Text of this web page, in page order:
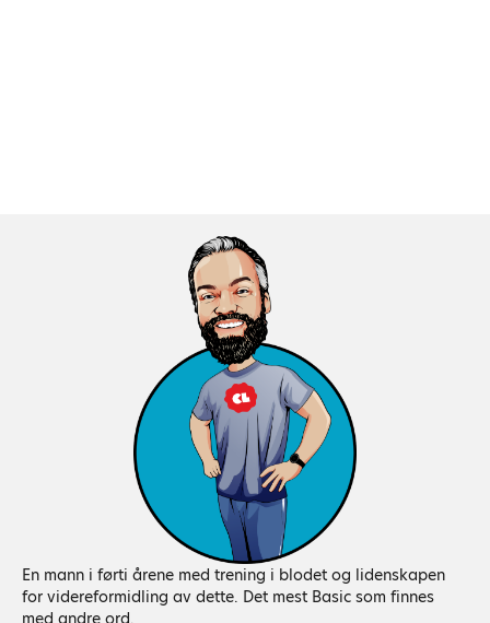
En mann i førti årene med trening i blodet og lidenskapen
for videreformidling av dette. Det mest Basic som finnes